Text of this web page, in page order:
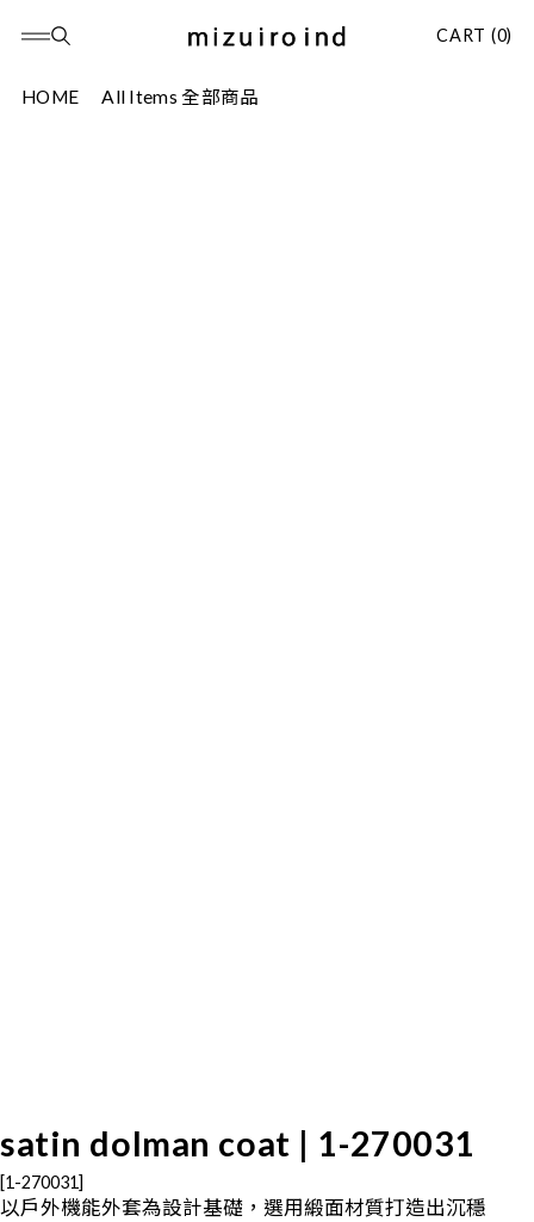
CART (0)
HOME All Items 全部商品
satin dolman coat | 1-270031
[1-270031]
以戶外機能外套為設計基礎，選用緞面材質打造出沉穩